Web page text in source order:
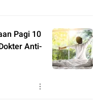
Pagi 10
Anti-